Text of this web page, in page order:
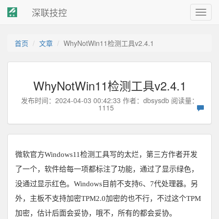
深联技控
首页 文章 WhyNotWin11检测工具v2.4.1
WhyNotWin11检测工具v2.4.1
发布时间：2024-04-03 00:42:33 作者： dbsysdb阅读量：
1115
微软官方Windows11检测工具写的太烂，第三方作者开发
了一个，软件给每一项都标注了功能，通过了显示绿色，
没通过显示红色。Windows目前不支持6、7代处理器。另
外，主板不支持加密TPM2.0加密的也不行，不过这个TPM
加密，估计后面会妥协，哦不，所有的都会妥协。